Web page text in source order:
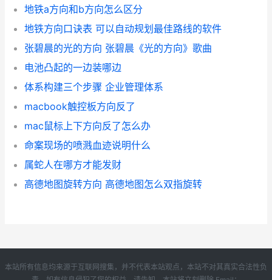
地铁a方向和b方向怎么区分
地铁方向口诀表 可以自动规划最佳路线的软件
张碧晨的光的方向 张碧晨《光的方向》歌曲
电池凸起的一边装哪边
体系构建三个步骤 企业管理体系
macbook触控板方向反了
mac鼠标上下方向反了怎么办
命案现场的喷溅血迹说明什么
属蛇人在哪方才能发财
高德地图旋转方向 高德地图怎么双指旋转
本站所有信息均来源于互联网搜集，并不代表本站观点，本站不对其真实合法性负